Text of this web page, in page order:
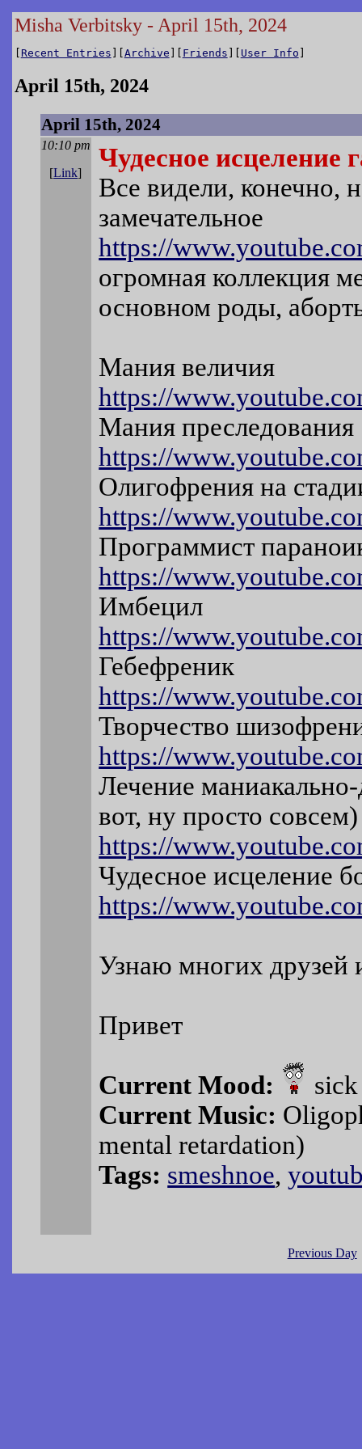
Misha Verbitsky - April 15th, 2024
[ Recent Entries ][Archive ][ Friends ][ User Info ]
April 15th, 2024
April 15th, 2024
10:10 pm
[Link]
Чудесное исцеление
Все видели, конечно,
замечательное
https://
огромная коллекция
основном роды,
Мания величия
https://
Мания преследования
https://
Олигофрения на
https://
Программист
https://
Имбецил
https://
Гебефреник
https://
Творчество
https://
Лечение маниакально-
вот, ну просто совсем)
https://
Чудесное исцеление
https://
Узнаю многих друзей
Привет
Current Mood:
sick
Current Music:
mental retardation)
Tags: smeshnoe,
Previous Day